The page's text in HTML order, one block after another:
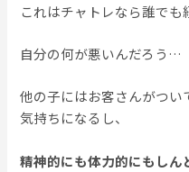
これはチャトレなら誰で
自分の何が悪いんだろう…
他の子にはお客さんがつ
気持ちになるし、
精神的にも体力的にもしん